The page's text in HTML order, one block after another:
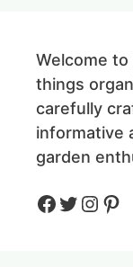
Welcome
things
carefully
informative
garden
Facebook
Twitter